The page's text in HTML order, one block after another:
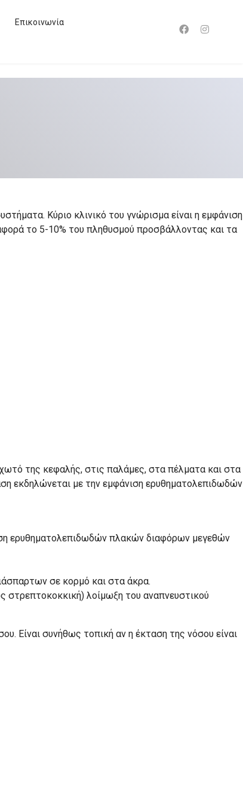
Επικοινωνία
Κύριο κλινικό του γνώρισμα είναι η εμφάνιση
το 5-10% του πληθυσμού προσβάλλοντας και τα
της κεφαλής, στις παλάμες, στα πέλματα και στα
εκδηλώνεται με την εμφάνιση ερυθηματολεπιδωδών
ερυθηματολεπιδωδών πλακών διαφόρων μεγεθών
σε κορμό και στα άκρα.
στρεπτοκοκκική) λοίμωξη του αναπνευστικού
Είναι συνήθως τοπική αν η έκταση της νόσου είναι